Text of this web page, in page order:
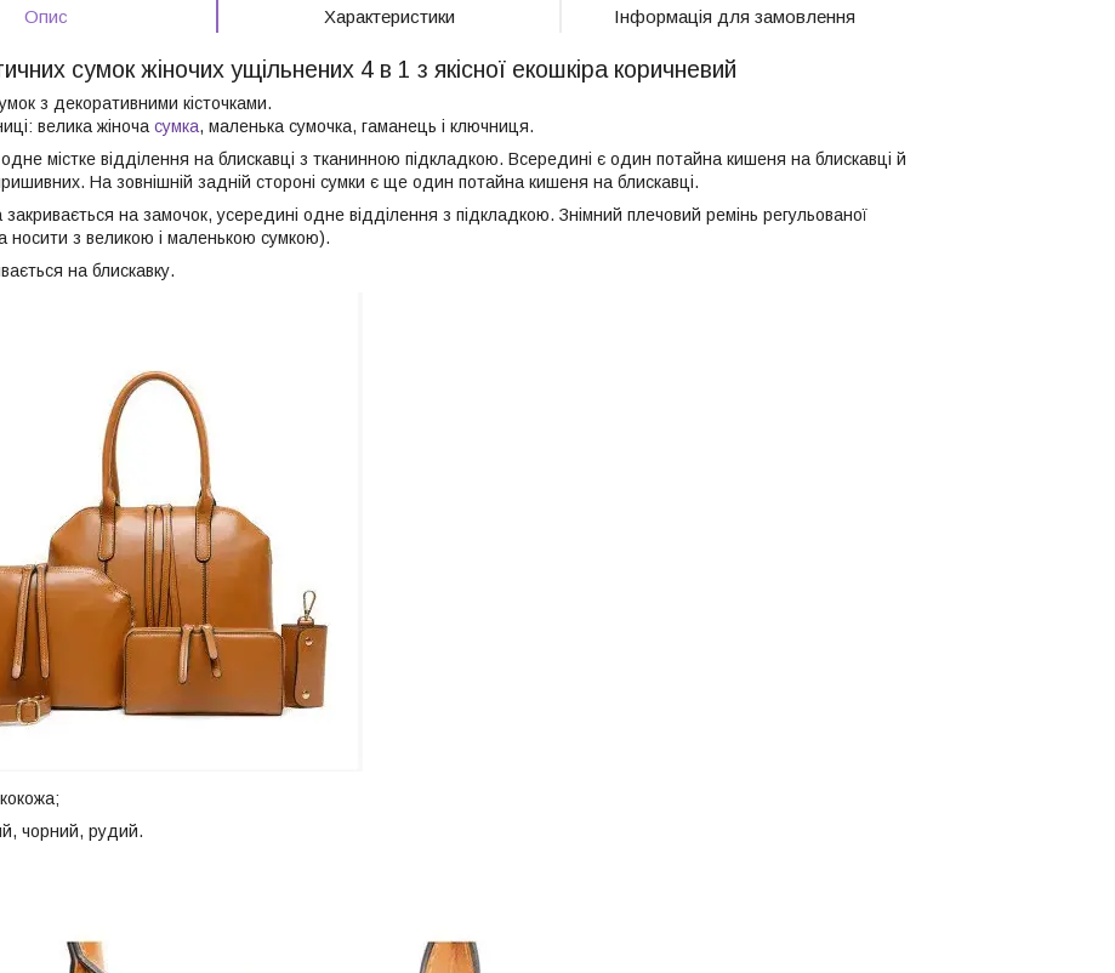
Опис Характеристики Інформація для замовлення
сумок жіночих ущільнених 4 в 1 з якісної екошкіра коричневий
з декоративними кісточками.
велика жіноча сумка, маленька сумочка, гаманець і ключниця.
одне містке відділення на блискавці з тканинною підкладкою. Всередині є один потайна кишеня на блискавці й
На зовнішній задній стороні сумки є ще один потайна кишеня на блискавці.
на замочок, усередині одне відділення з підкладкою. Знімний плечовий ремінь регульованої
носити з великою і маленькою сумкою).
на блискавку.
чорний, рудий.